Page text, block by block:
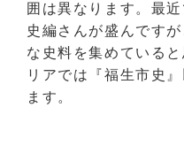
囲は異なります。最
史編さんが盛んです
な史料を集めている
リアでは『福生市史
ます。